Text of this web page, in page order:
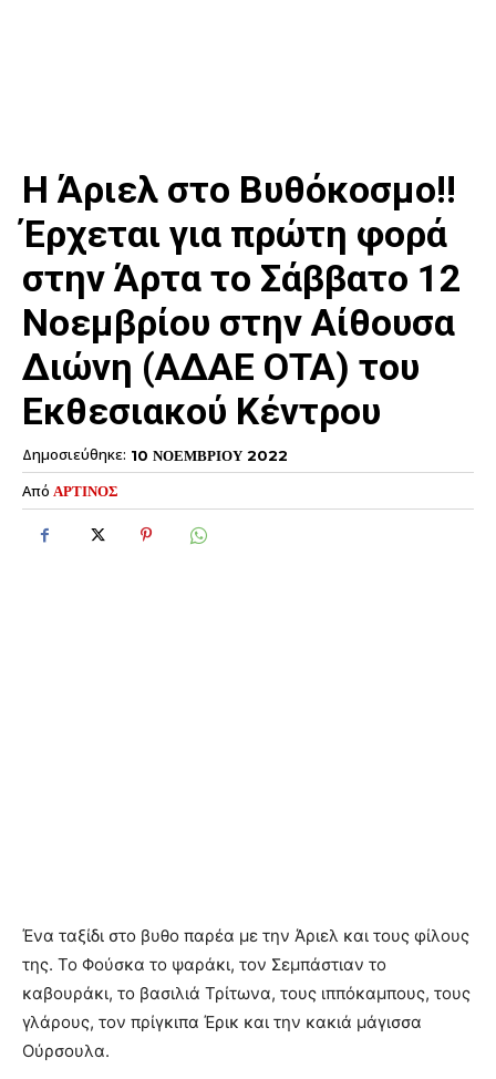
H Άριελ στο Βυθόκοσμo!!
Έρχεται για πρώτη φορά
στην Άρτα το Σάββατο 12
Νοεμβρίου στην Αίθουσα
Διώνη (ΑΔΑΕ ΟΤΑ) του
Εκθεσιακού Κέντρου
Δημοσιεύθηκε: 10 ΝΟΕΜΒΡΙΟΥ 2022
Από ΑΡΤΙΝΟΣ
Ένα ταξίδι στο βυθο παρέα με την Άριελ και τους φίλους
της. Το Φούσκα το ψαράκι, τον Σεμπάστιαν το
καβουράκι, το βασιλιά Τρίτωνα, τους ιππόκαμπους, τους
γλάρους, τον πρίγκιπα Έρικ και την κακιά μάγισσα
Ούρσουλα.